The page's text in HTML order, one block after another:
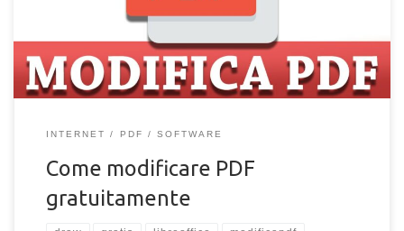
leggere e compatibile con numerose piattaforme. Un file in PDF
potrebbe essere paragonato ad un foglio reale cartaceo, […]
INTERNET PDF SOFTWARE
Come modificare PDF
gratuitamente